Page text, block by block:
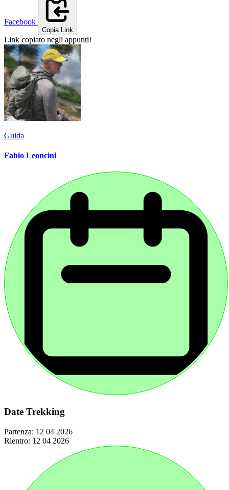
Facebook
Copia Link
Link copiato negli appunti!
Guida
Fabio Leoncini
Date Trekking
Partenza: 12 04 2026
Rientro: 12 04 2026